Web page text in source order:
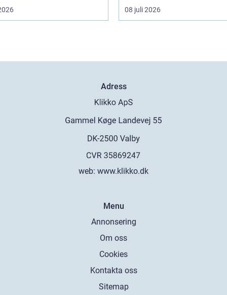
08 juli 2026
Adress
web: www.klikko.dk
Menu
Annonsering
Om oss
Cookies
Kontakta oss
Sitemap